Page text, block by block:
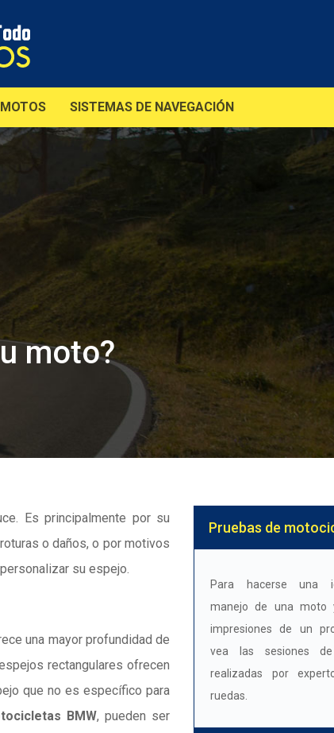
SISTEMAS DE NAVEGACIÓN
moto?
Es principalmente por su
o daños, o por motivos
su espejo.
una mayor profundidad de
rectangulares ofrecen
que no es específico para
BMW, pueden ser
Pruebas de
Para hacerse una
manejo de una moto
impresiones de un
vea las sesiones
realizadas por
ruedas.